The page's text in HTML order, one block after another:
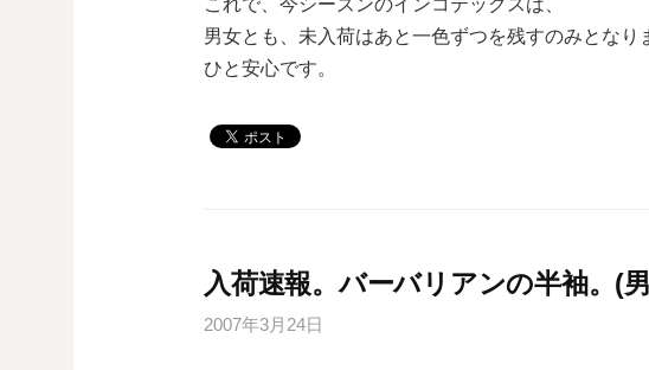
これで、今シーズンのインコテックスは、
男女とも、未入荷はあと一色ずつを残すのみとなり
ひと安心です。
入荷速報。バーバリアンの半袖。(
2007年3月24日